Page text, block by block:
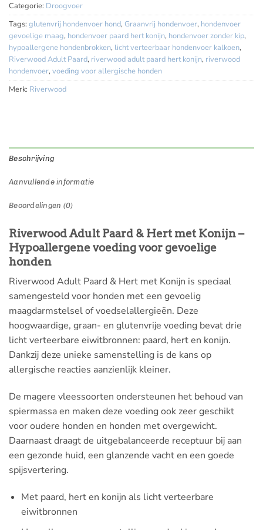
Categorie: Droogvoer
Tags: glutenvrij hondenvoer hond, Graanvrij hondenvoer, hondenvoer
gevoelige maag, hondenvoer paard hert konijn, hondenvoer zonder kip,
hypoallergene hondenbrokken, licht verteerbaar hondenvoer kalkoen,
Riverwood Adult Paard, riverwood adult paard hert konijn, riverwood
hondenvoer, voeding voor allergische honden
Merk: Riverwood
Beschrijving
Aanvullende informatie
Beoordelingen (0)
Riverwood Adult Paard & Hert met Konijn –
Hypoallergene voeding voor gevoelige
honden
Riverwood Adult Paard & Hert met Konijn is speciaal
samengesteld voor honden met een gevoelig
maagdarmstelsel of voedselallergieën. Deze
hoogwaardige, graan- en glutenvrije voeding bevat drie
licht verteerbare eiwitbronnen: paard, hert en konijn.
Dankzij deze unieke samenstelling is de kans op
allergische reacties aanzienlijk kleiner.
De magere vleessoorten ondersteunen het behoud van
spiermassa en maken deze voeding ook zeer geschikt
voor oudere honden en honden met overgewicht.
Daarnaast draagt de uitgebalanceerde receptuur bij aan
een gezonde huid, een glanzende vacht en een goede
spijsvertering.
Met paard, hert en konijn als licht verteerbare
eiwitbronnen